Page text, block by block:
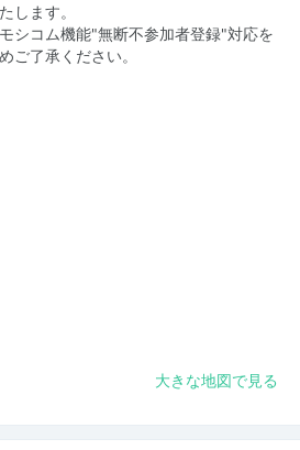
します。
シコム機能"無断不参加者登録"対応を
ご了承ください。
大きな地図で見る